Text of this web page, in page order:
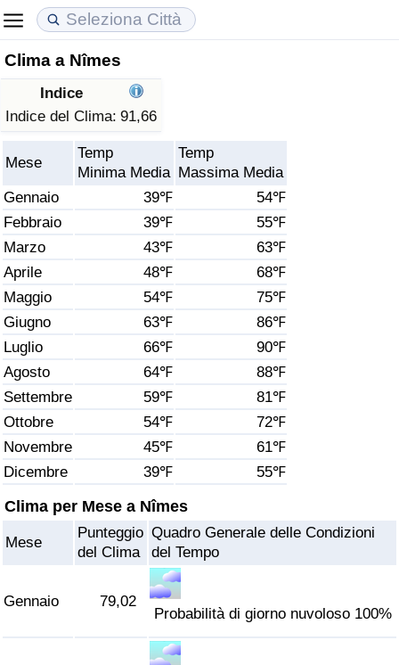
Clima a Nîmes
Indice
Indice del Clima: 91,66
Mese
Temp
Minima Media
Temp
Massima Media
Gennaio
39℉
54℉
Febbraio
39℉
55℉
Marzo
43℉
63℉
Aprile
48℉
68℉
Maggio
54℉
75℉
Giugno
63℉
86℉
Luglio
66℉
90℉
Agosto
64℉
88℉
Settembre
59℉
81℉
Ottobre
54℉
72℉
Novembre
45℉
61℉
Dicembre
39℉ 55℉
Clima per Mese a Nîmes
Mese
Punteggio
del Clima
Quadro Generale delle Condizioni
del Tempo
Gennaio 79,02
Probabilità di giorno nuvoloso 100%
Costo della vita
Indice Del Costo Della Vita (corrente)
Indice Del Costo Della Vita
Indice del Costo della Vita per Nazione
ad Aqaba
Prezzi degli immobili
Indice del Prezzo delle Case (Corrente)
Indice del Prezzo delle Case
Indice del Prezzo delle Case per Nazione
Qualità della Vita
Indice della Qualità della Vita
Indice della Qualità della Vita (Corrente)
Indice della qualità della vita per Paese
Criminalità
Indice del Tasso di Criminalità (Corrente)
Indice della Criminalità
Indice di criminalità per paese
Assistenza Sanitaria
Indice dell’Assistenza Sanitaria (Corrente)
Indice dell’Assistenza Sanitaria per